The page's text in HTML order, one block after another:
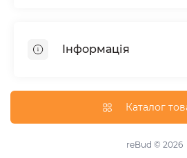
Гіпсокартонні системи
Паркани та огорожі
Інформація
Оплата
Каталог
reBud © 2026